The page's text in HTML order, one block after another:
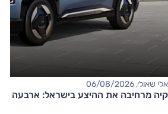
אלי שאולי, 06/08/2026
קיה מרחיבה את ההיצע בישראל: ארבעה